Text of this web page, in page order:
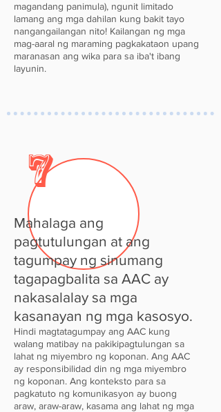
magandang panimula), ngunit limitado
lamang ang mga dahilan kung bakit tayo
nangangailangan nito! Kailangan ng mga
mag-aaral ng maraming pagkakataon upang
maranasan ang wika para sa iba't ibang
layunin.
7
Mahalaga ang
pagtutulungan at ang
tagumpay ng sinumang
tagapagbalita sa AAC ay
nakasalalay sa mga
kasanayan ng mga kasosyo.
Hindi magtatagumpay ang AAC kung
walang matibay na pakikipagtulungan sa
lahat ng miyembro ng koponan. Ang AAC
ay responsibilidad din ng mga miyembro
ng koponan. Ang konteksto para sa
pagkatuto ng komunikasyon ay buong
araw, araw-araw, kasama ang lahat ng mga